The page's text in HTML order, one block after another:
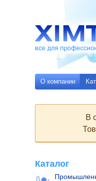
уборки
помещений
О компании
В
Каталог